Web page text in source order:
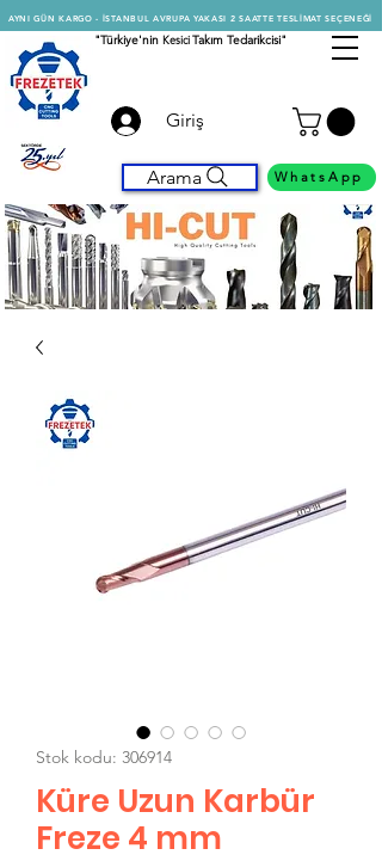
AYNI GÜN KARGO - İSTANBUL AVRUPA YAKASI 2 SAATTE TESLİMAT SEÇENEĞİ
"Türkiye'nin KesiciTakım Tedarikcisi"
Giriş
Arama WhatsApp
Stok kodu: 306914
Küre Uzun Karbür
Freze 4 mm